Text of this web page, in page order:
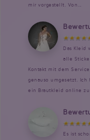
mir vorgestellt. Von...
Das Kleid
alle
Kontakt mit dem
genauso umgesetzt. Ich
ein Brautkleid online
Es ist